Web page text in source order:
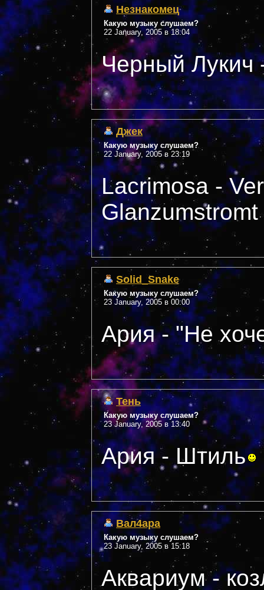
Незнакомец
Какую музыку слушаем?
22 January, 2005 в 18:04
Черный Лукич
Джек
Какую музыку слушаем?
22 January, 2005 в 23:19
Lacrimosa -
Glanzumstromt
Solid_Snake
Какую музыку слушаем?
23 January, 2005 в 00:00
Ария - "Не
Тень
Какую музыку слушаем?
23 January, 2005 в 13:40
Ария - Штиль
Вал4ара
Какую музыку слушаем?
23 January, 2005 в 15:18
Аквариум -